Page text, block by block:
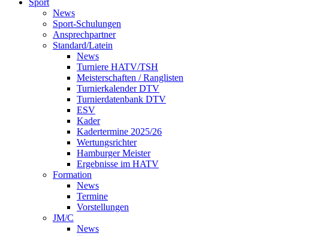
News
Sport-Schulungen
Ansprechpartner
Standard/Latein
News
Turniere HATV/TSH
Meisterschaften / Ranglisten
Turnierkalender DTV
Turnierdatenbank DTV
ESV
Kader
Kadertermine 2025/26
Wertungsrichter
Hamburger Meister
Ergebnisse im HATV
Formation
News
Termine
Vorstellungen
JM/C
News